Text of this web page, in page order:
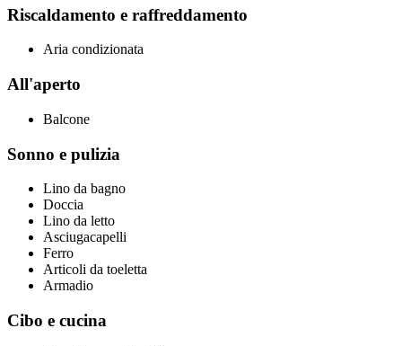
Riscaldamento e raffreddamento
Aria condizionata
All'aperto
Balcone
Sonno e pulizia
Lino da bagno
Doccia
Lino da letto
Asciugacapelli
Ferro
Articoli da toeletta
Armadio
Cibo e cucina